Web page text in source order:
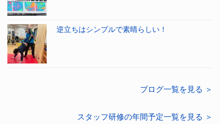
逆立ちはシンプルで素晴らしい！
ブログ一覧を見る ＞
スタッフ研修の年間予定一覧を見る ＞